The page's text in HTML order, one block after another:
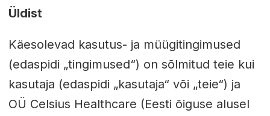
Üldist
Käesolevad kasutus- ja müügitingimused
(edaspidi „tingimused“) on sõlmitud teie kui
kasutaja (edaspidi „kasutaja“ või „teie“) ja
OÜ Celsius Healthcare (Eesti õiguse alusel